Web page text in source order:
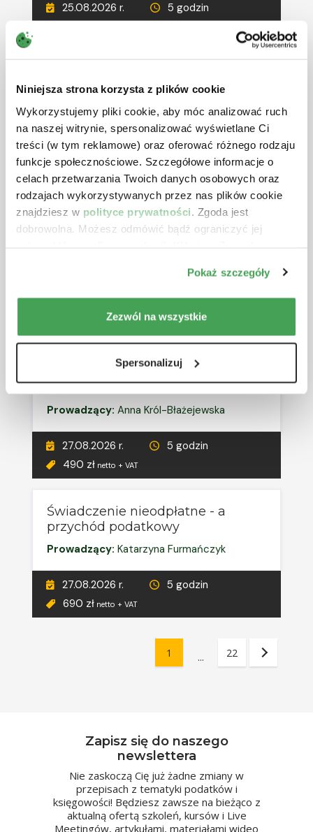
Niniejsza strona korzysta z plików cookie
Wykorzystujemy pliki cookie, aby móc analizować ruch
na naszej witrynie, spersonalizować wyświetlane Ci
treści (w tym reklamowe) oraz oferować różnego rodzaju
funkcje społecznościowe. Szczegółowe informacje o
celach przetwarzania Twoich danych osobowych oraz
rodzajach wykorzystywanych przez nas plików cookie
znajdziesz w polityce prywatności . Zgoda jest
dobrowolna. Możesz odmówić bądź ograniczyć jej
Pokaż szczegóły
Zezwól na wszystkie
Spersonalizuj
25.08.2026 r.
5 godzin
oraz inne wybrane zagadnienia
Prowadzący:Aleksander Gniłka
26.08.2026 r.
590 zł
netto + VAT
RÓŻNE TERMINY
Deregulacja i uszczelnienie VAT
Michał Krawczyk
27.08.2026 r.
5 godzin
690 zł netto + VAT
Środki trwałe w budowie
Prowadzący: Anna Król-Błażejewska
27.08.2026 r.
5 godzin
490 zł netto + VAT
Świadczenie nieodpłatne - a
przychód podatkowy
Prowadzący: Katarzyna Furmańczyk
27.08.2026 r.
5 godzin
690 zł netto + VAT
1 ... 22
Zapisz się do naszego
newslettera
Nie zaskoczą Cię już żadne zmiany w
przepisach z tematyki podatków i
księgowości! Będziesz zawsze na bieżąco z
aktualną ofertą szkoleń, kursów i Live
Meetingów, artykułami, materiałami wideo